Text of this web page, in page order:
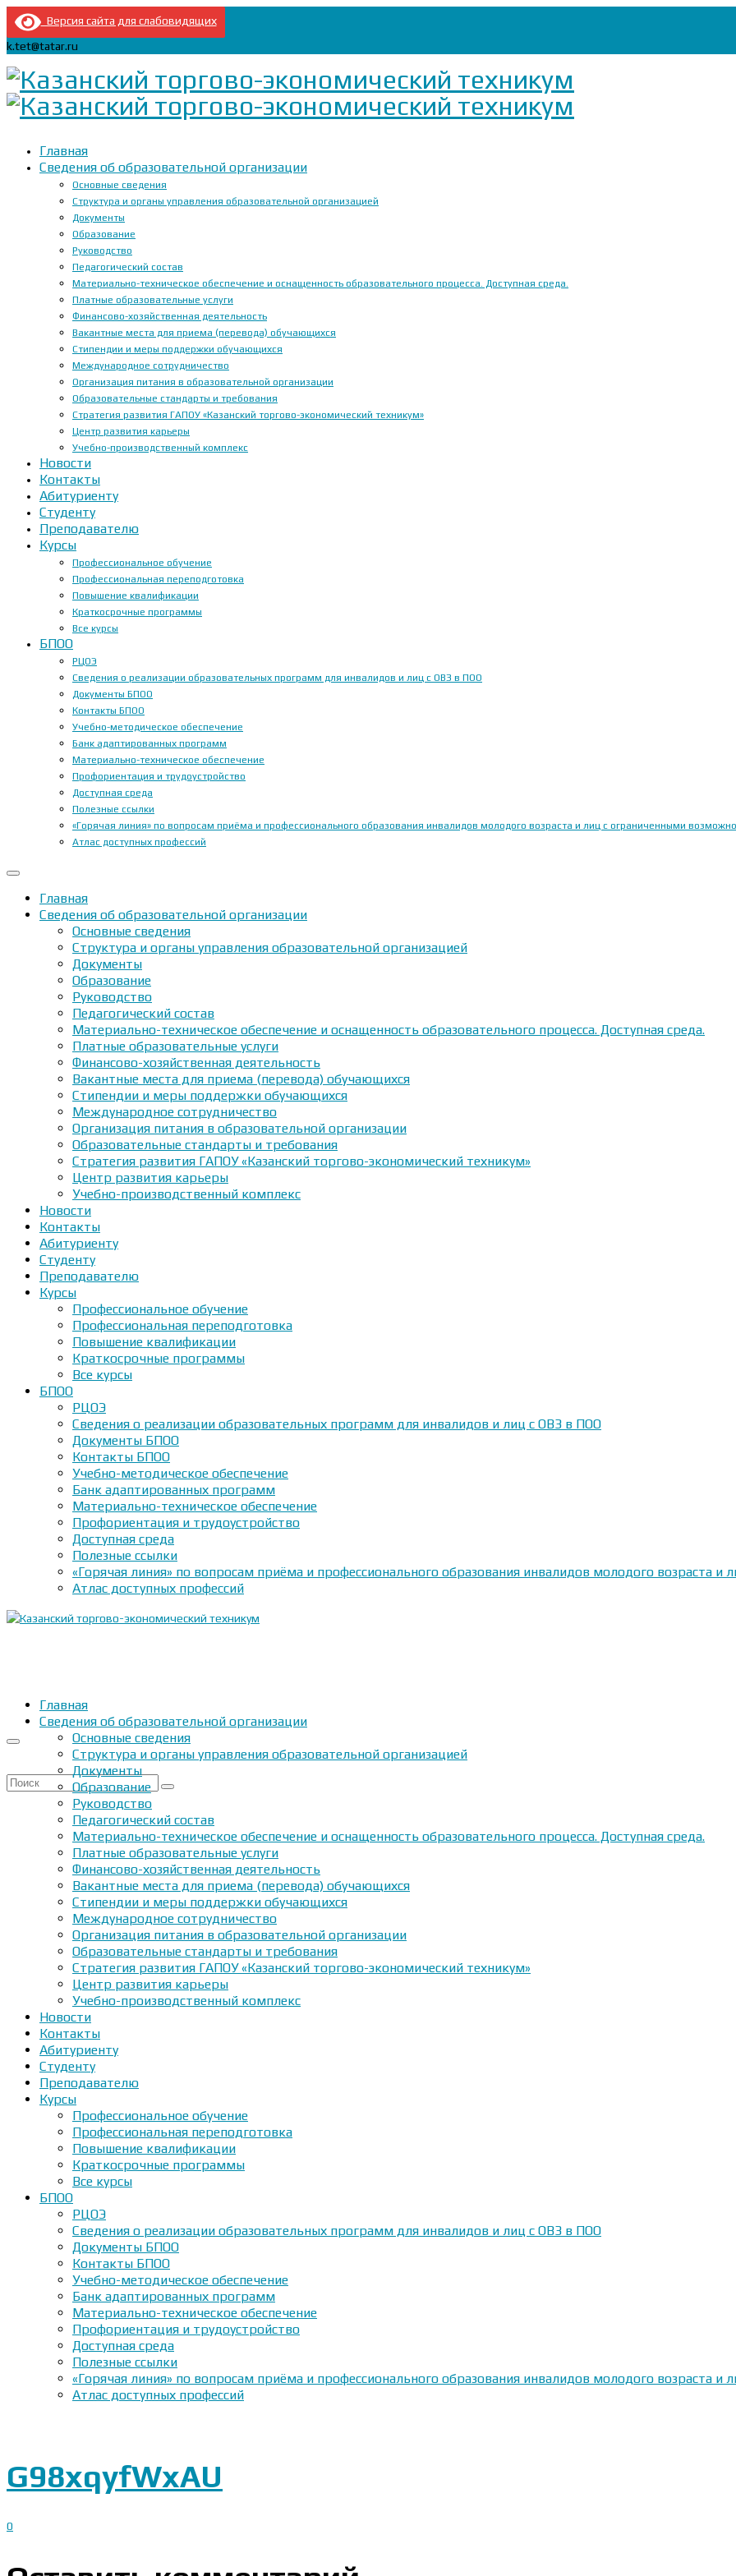
Версия сайта для слабовидящих
k.tet@tatar.ru
Главная
Сведения об образовательной организации
Основные сведения
Структура и органы управления образовательной организацией
Документы
Образование
Руководство
Педагогический состав
Материально-техническое обеспечение и оснащенность образовательного процесса. Доступная среда.
Платные образовательные услуги
Финансово-хозяйственная деятельность
Вакантные места для приема (перевода) обучающихся
Стипендии и меры поддержки обучающихся
Международное сотрудничество
Организация питания в образовательной организации
Образовательные стандарты и требования
Стратегия развития ГАПОУ «Казанский торгово-экономический техникум»
Центр развития карьеры
Учебно-производственный комплекс
Новости
Контакты
Абитуриенту
Студенту
Преподавателю
Курсы
Профессиональное обучение
Профессиональная переподготовка
Повышение квалификации
Краткосрочные программы
Все курсы
БПОО
РЦОЭ
Сведения о реализации образовательных программ для инвалидов и лиц с ОВЗ в ПОО
Документы БПОО
Контакты БПОО
Учебно-методическое обеспечение
Банк адаптированных программ
Материально-техническое обеспечение
Профориентация и трудоустройство
Доступная среда
Полезные ссылки
«Горячая линия» по вопросам приёма и профессионального образования инвалидов молодого возраста и лиц с ограниченными
Атлас доступных профессий
Главная
Сведения об образовательной организации
Основные сведения
Структура и органы управления образовательной организацией
Документы
Образование
Руководство
Педагогический состав
Материально-техническое обеспечение и оснащенность образовательного процесса. Доступная среда.
Платные образовательные услуги
Финансово-хозяйственная деятельность
Вакантные места для приема (перевода) обучающихся
Стипендии и меры поддержки обучающихся
Международное сотрудничество
Организация питания в образовательной организации
Образовательные стандарты и требования
Стратегия развития ГАПОУ «Казанский торгово-экономический техникум»
Центр развития карьеры
Учебно-производственный комплекс
Новости
Контакты
Абитуриенту
Студенту
Преподавателю
Курсы
Профессиональное обучение
Профессиональная переподготовка
Повышение квалификации
Краткосрочные программы
Все курсы
БПОО
РЦОЭ
Сведения о реализации образовательных программ для инвалидов и лиц с ОВЗ в ПОО
Документы БПОО
Контакты БПОО
Учебно-методическое обеспечение
Банк адаптированных программ
Материально-техническое обеспечение
Профориентация и трудоустройство
Доступная среда
Полезные ссылки
«Горячая линия» по вопросам приёма и профессионального образования инвалидов молодого возраста
Атлас доступных профессий
Искать:
Главная
Сведения об образовательной организации
Основные сведения
Структура и органы управления образовательной организацией
Документы
Образование
Руководство
Педагогический состав
Материально-техническое обеспечение и оснащенность образовательного процесса. Доступная среда.
Платные образовательные услуги
Финансово-хозяйственная деятельность
Вакантные места для приема (перевода) обучающихся
Стипендии и меры поддержки обучающихся
Международное сотрудничество
Организация питания в образовательной организации
Образовательные стандарты и требования
Стратегия развития ГАПОУ «Казанский торгово-экономический техникум»
Центр развития карьеры
Учебно-производственный комплекс
Новости
Контакты
Абитуриенту
Студенту
Преподавателю
Курсы
Профессиональное обучение
Профессиональная переподготовка
Повышение квалификации
Краткосрочные программы
Все курсы
БПОО
РЦОЭ
Сведения о реализации образовательных программ для инвалидов и лиц с ОВЗ в ПОО
Документы БПОО
Контакты БПОО
Учебно-методическое обеспечение
Банк адаптированных программ
Материально-техническое обеспечение
Профориентация и трудоустройство
Доступная среда
Полезные ссылки
«Горячая линия» по вопросам приёма и профессионального образования инвалидов молодого возраста
Атлас доступных профессий
G98xqyfWxAU
0